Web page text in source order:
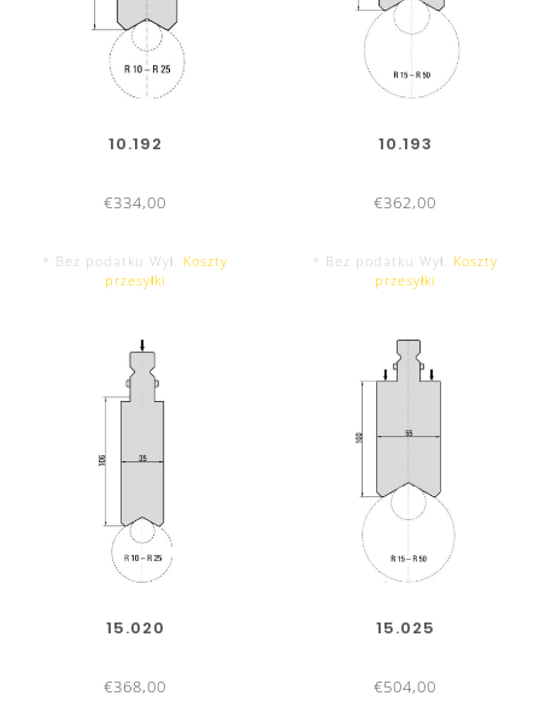
10.192
€334,00
* Bez podatku Wył. Koszty
przesyłki
10.193
€362,00
* Bez podatku Wył. Koszty
przesyłki
15.020
€368,00
15.025
€504,00